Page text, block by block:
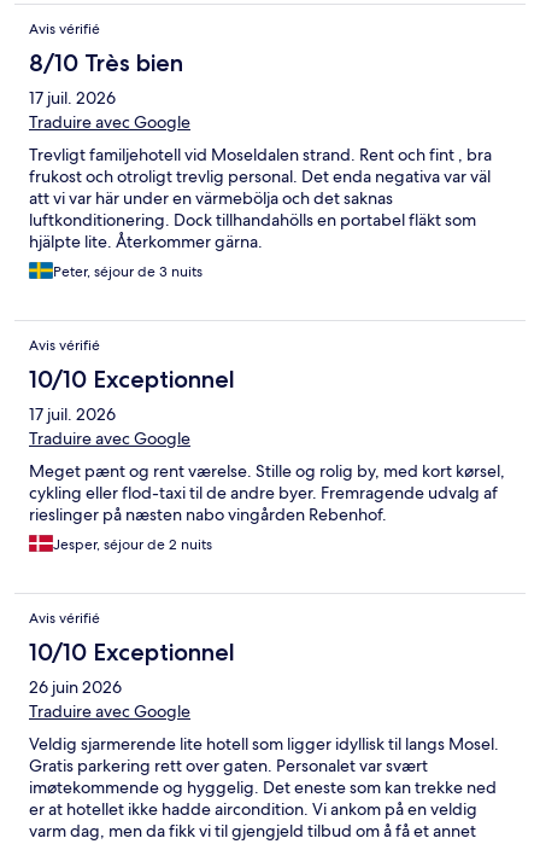
synd då vi har en kylbox. Det är en mycket liten ort med litet
utbud av restauranger, men restaurangen på hotellet var
mycket bra så det gjorde inget. Ganska liten men god frukost.
Det fanns en vinmakare bara 100 meter bort där vi var på en
trevlig vinprovning. Det fanns också cyklar att hyra på hotellet.
Avis vérifié
8/10 Très bien
17 juil. 2026
Traduire avec Google
Trevligt familjehotell vid Moseldalen strand. Rent och fint , bra
frukost och otroligt trevlig personal. Det enda negativa var väl
att vi var här under en värmebölja och det saknas
luftkonditionering. Dock tillhandahölls en portabel fläkt som
hjälpte lite. Återkommer gärna.
Peter, séjour de 3 nuits
Avis vérifié
10/10 Exceptionnel
17 juil. 2026
Traduire avec Google
Meget pænt og rent værelse. Stille og rolig by, med kort kørsel,
cykling eller flod-taxi til de andre byer. Fremragende udvalg af
rieslinger på næsten nabo vingården Rebenhof.
Jesper, séjour de 2 nuits
Avis vérifié
10/10 Exceptionnel
26 juin 2026
Traduire avec Google
Veldig sjarmerende lite hotell som ligger idyllisk til langs Mosel.
Gratis parkering rett over gaten. Personalet var svært
imøtekommende og hyggelig. Det eneste som kan trekke ned
er at hotellet ikke hadde aircondition. Vi ankom på en veldig
varm dag, men da fikk vi til gjengjeld tilbud om å få et annet